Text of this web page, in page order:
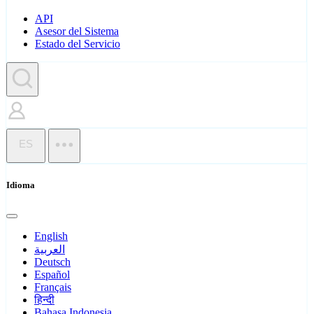
API
Asesor del Sistema
Estado del Servicio
ES
Idioma
English
العربية
Deutsch
Español
Français
हिन्दी